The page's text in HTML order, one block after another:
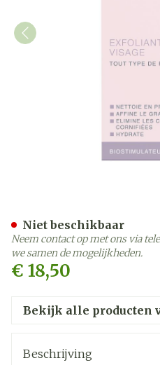
€ 18,50
Niet beschikbaar
Neem contact op met ons via
we samen de mogelijkheden.
Bekijk alle producten
Beschrijving